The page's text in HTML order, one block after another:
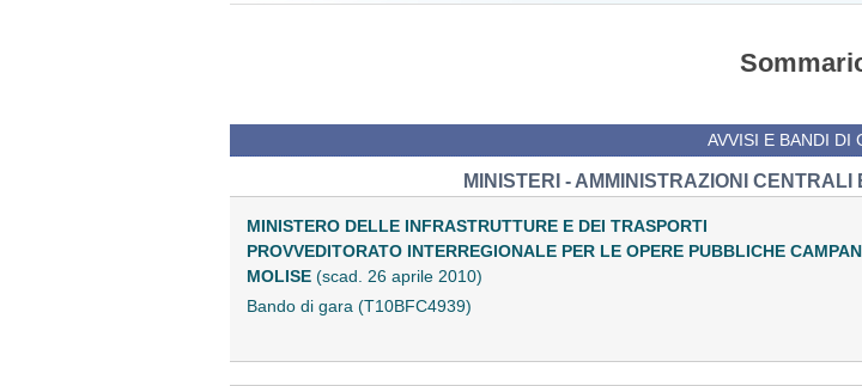
AVVISI E BANDI DI
MINISTERI - AMMINISTRAZIONI
MINISTERO DELLE INFRASTRUTTURE E DEI TRASPORTI
PROVVEDITORATO INTERREGIONALE PER LE OPERE PUBBLICHE
MOLISE (scad. 26 aprile 2010)
Bando di gara (T10BFC4939)